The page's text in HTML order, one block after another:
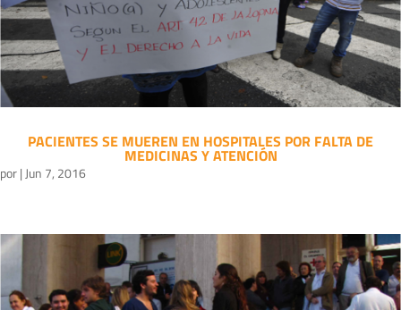
PACIENTES SE MUEREN EN HOSPITALES POR FALTA DE
MEDICINAS Y ATENCIÓN
por| Jun 7, 2016